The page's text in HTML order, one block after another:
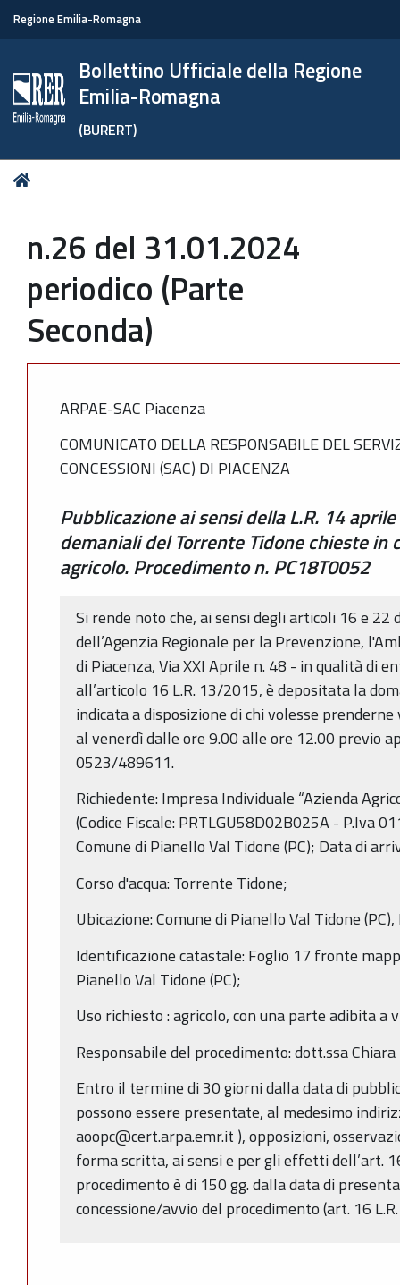
Regione Emilia-Romagna
Bollettino Ufficiale della Regione
Emilia-Romagna
(BURERT)
Tu
n.26 del 31.01.2024
periodico (Parte
Seconda)
ARPAE-SAC Piacenza
COMUNICATO DELLA RESPONSABILE DEL
CONCESSIONI (SAC) DI PIACENZA
Pubblicazione ai sensi della L.R. 14
demaniali del Torrente Tidone chieste in
agricolo. Procedimento n. PC18T0052
Si rende noto che, ai sensi degli articoli 16 e
dell’Agenzia Regionale per la Prevenzione,
di Piacenza, Via XXI Aprile n. 48 - in qualità di
all’articolo 16 L.R. 13/2015, è depositata la
indicata a disposizione di chi volesse
al venerdì dalle ore 9.00 alle ore 12.00 previo
0523/489611.
Richiedente: Impresa Individuale “Azienda
(Codice Fiscale: PRTLGU58D02B025A - P.Iva
Comune di Pianello Val Tidone (PC); Data di
Corso d'acqua: Torrente Tidone;
Ubicazione: Comune di Pianello Val Tidone
Identificazione catastale: Foglio 17 fronte
Pianello Val Tidone (PC);
Uso richiesto : agricolo, con una parte adibita a
Responsabile del procedimento: dott.ssa
Entro il termine di 30 giorni dalla data di
possono essere presentate, al medesimo
aoopc@cert.arpa.emr.it ), opposizioni,
forma scritta, ai sensi e per gli effetti dell’art.
procedimento è di 150 gg. dalla data di
concessione/avvio del procedimento (art. 16